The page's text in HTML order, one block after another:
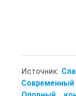
Источник: